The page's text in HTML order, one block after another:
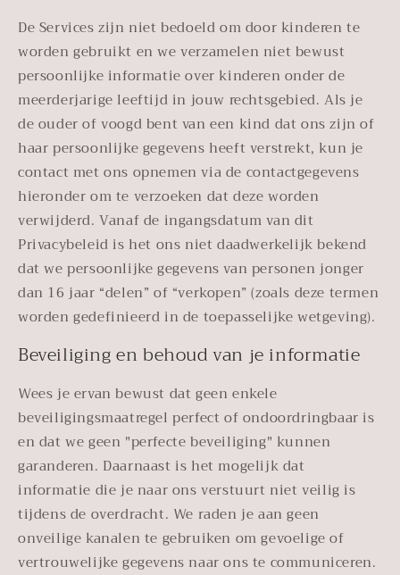
De Services zijn niet bedoeld om door kinderen te
worden gebruikt en we verzamelen niet bewust
persoonlijke informatie over kinderen onder de
meerderjarige leeftijd in jouw rechtsgebied. Als je
de ouder of voogd bent van een kind dat ons zijn of
haar persoonlijke gegevens heeft verstrekt, kun je
contact met ons opnemen via de contactgegevens
hieronder om te verzoeken dat deze worden
verwijderd. Vanaf de ingangsdatum van dit
Privacybeleid is het ons niet daadwerkelijk bekend
dat we persoonlijke gegevens van personen jonger
dan 16 jaar “delen” of “verkopen” (zoals deze termen
worden gedefinieerd in de toepasselijke wetgeving).
Beveiliging en behoud van je informatie
Wees je ervan bewust dat geen enkele
beveiligingsmaatregel perfect of ondoordringbaar is
en dat we geen "perfecte beveiliging" kunnen
garanderen. Daarnaast is het mogelijk dat
informatie die je naar ons verstuurt niet veilig is
tijdens de overdracht. We raden je aan geen
onveilige kanalen te gebruiken om gevoelige of
vertrouwelijke gegevens naar ons te communiceren.